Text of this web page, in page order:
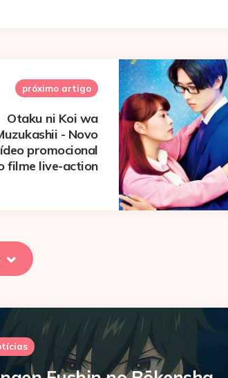
próximo artigo
Otaku ni Koi wa
- Novo
promocional
filme live-action